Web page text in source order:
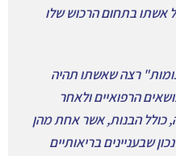
אשתו בתחום הרכוש שלו
רצה שאשתו תהיה
הרפואיים ולאחר
כולל הבנות, אשר אחת מהן
שבעניינים בריאותיים